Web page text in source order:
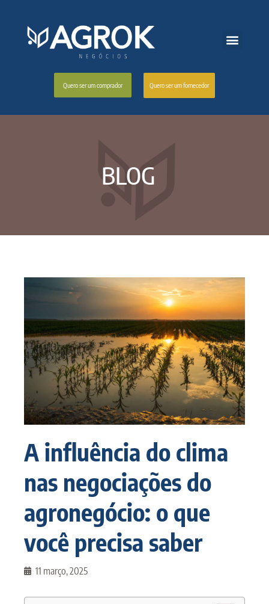
Quero ser um comprador Quero ser um fornecedor
BLOG
A influência do clima
nas negociações do
agronegócio: o que
você precisa saber
11 março, 2025